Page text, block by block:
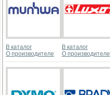
В каталог
О производителе
В каталог
О производителе